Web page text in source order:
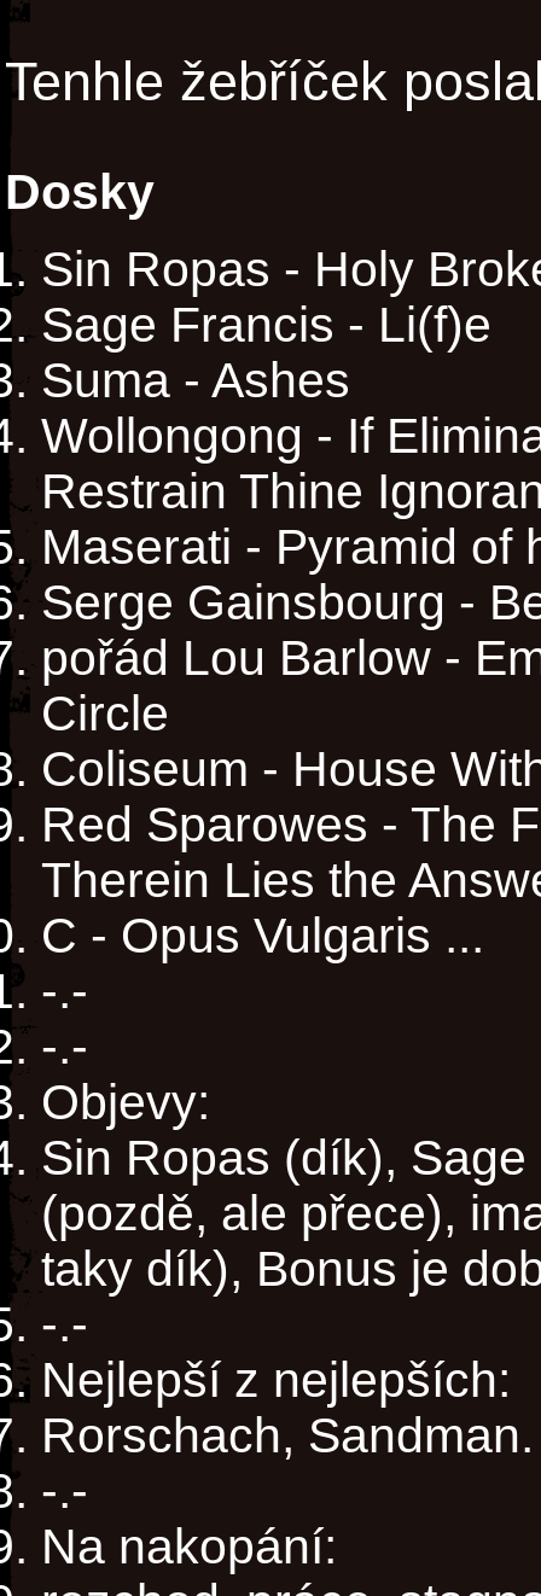
Tenhle žebříček
Dosky
Sin Ropas - Holy
Sage Francis - Li(f)e
Suma - Ashes
Wollongong - If
Restrain Thine
Maserati - Pyramid of
Serge Gainsbourg -
pořád Lou Barlow -
Circle
Coliseum - House
Red Sparowes - The
Therein Lies the
C - Opus Vulgaris ...
-.-
-.-
Objevy:
Sin Ropas (dík),
(pozdě, ale přece),
taky dík), Bonus je
-.-
Nejlepší z nejlepších:
Rorschach, Sandman.
-.-
Na nakopání: